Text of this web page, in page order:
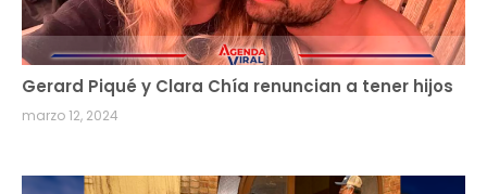
Gerard Piqué y Clara Chía renuncian a tener hijos
marzo 12, 2024